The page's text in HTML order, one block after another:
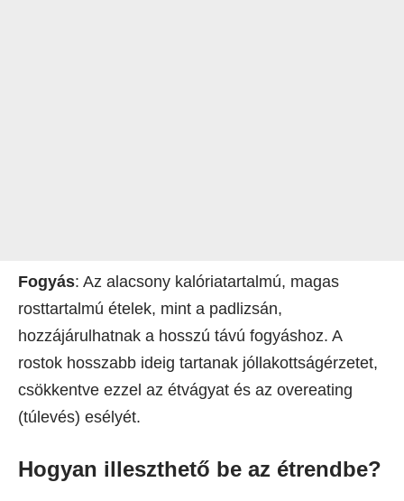
Fogyás: Az alacsony kalóriatartalmú, magas
rosttartalmú ételek, mint a padlizsán,
hozzájárulhatnak a hosszú távú fogyáshoz. A
rostok hosszabb ideig tartanak jóllakottságérzetet,
csökkentve ezzel az étvágyat és az overeating
(túlevés) esélyét.
Hogyan illeszthető be az étrendbe?